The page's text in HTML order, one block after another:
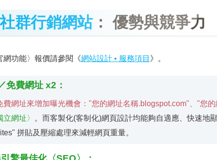
群行銷網站： 優勢與競爭力
網功能〉報價請參閱《網站設計 • 服務項目 》。
免費網址 x2：
網址來增加曝光機會："您的網址名稱.blogspot.com"、"您
立網址〉
。而客製化(客制化)網頁設計均能夠自適應、快速地
拼貼及壓縮處理來減輕網頁重量。